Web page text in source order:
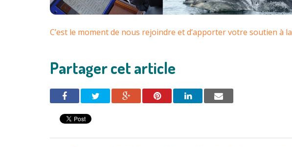
C’est le moment de nous rejoindre et d’apporter votre soutien à
Partager cet article